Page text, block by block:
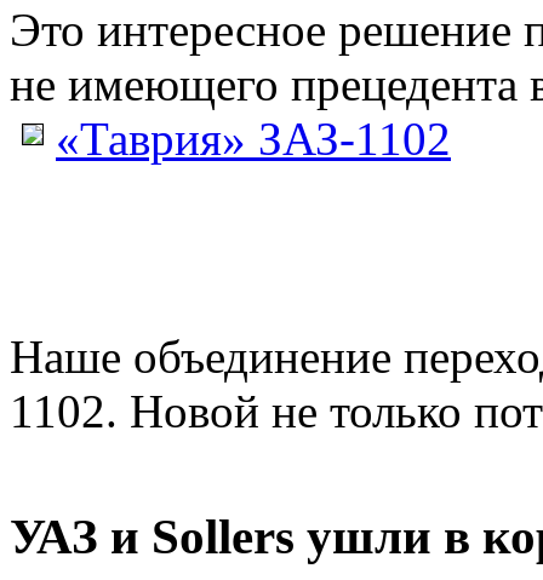
Это интересное решение
не имеющего прецедента
«Таврия» ЗАЗ-1102
Наше объединение
1102. Новой не только
УАЗ и Sollers ушли в